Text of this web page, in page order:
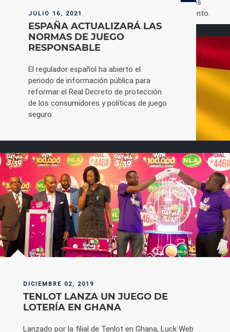
organizadores de G2E Asia en Macao a posponer el evento.
JULIO 16, 2021
ESPAÑA ACTUALIZARÁ LAS
NORMAS DE JUEGO
RESPONSABLE
El regulador español ha abierto el
periodo de información pública para
reformar el Real Decreto de protección
de los consumidores y políticas de juego
seguro.
DICIEMBRE 02, 2019
TENLOT LANZA UN JUEGO DE
LOTERÍA EN GHANA
Lanzado por la filial de Tenlot en Ghana, Luck Web